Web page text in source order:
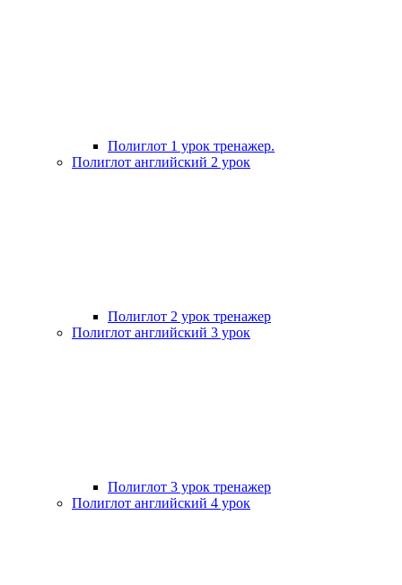
Полиглот 1 урок тренажер.
Полиглот английский 2 урок
Полиглот 2 урок тренажер
Полиглот английский 3 урок
Полиглот 3 урок тренажер
Полиглот английский 4 урок